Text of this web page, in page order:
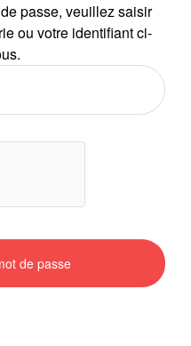
passe, veuillez saisir
ou votre identifiant ci-